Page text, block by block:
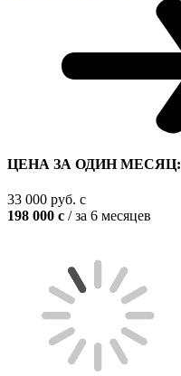
ЦЕНА ЗА ОДИН МЕСЯЦ:
33 000 руб. c
198 000 c / за 6 месяцев